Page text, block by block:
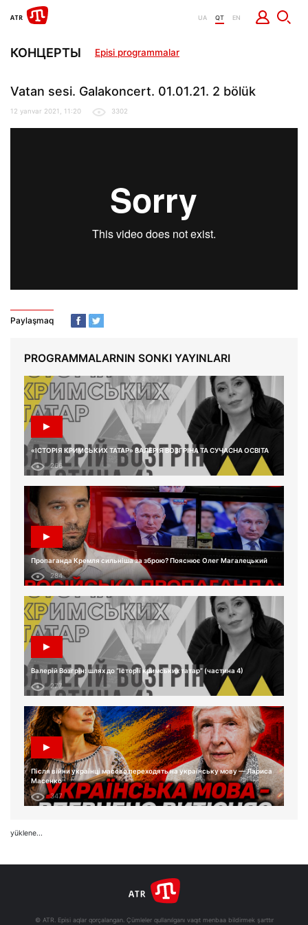
UA QT EN
КОНЦЕРТЫ Episi programmalar
Vatan sesi. Galakoncert. 01.01.21. 2 bölük
12 yanvar 2021, 11:20 3302
Paylaşmaq
PROGRAMMALARNIN SONKI YAYINLARI
«ІСТОРІЯ КРИМСЬКИХ ТАТАР» ВАЛЕРІЯ ВОЗГРІНА ТА СУЧАСНА ОСВІТА
266
Пропаганда Кремля сильніша за зброю? Пояснює Олег Магалецький
284
Валерій Возгрін: шлях до “Історії кримських татар” (частина 4)
277
Після війни українці масово переходять на українську мову — Лариса
Масенко
347
yüklene...
© ATR. Episi aqlar qorçalangan. Çümleler qullanılganı vaqıt menbaa bildirmek şarttır